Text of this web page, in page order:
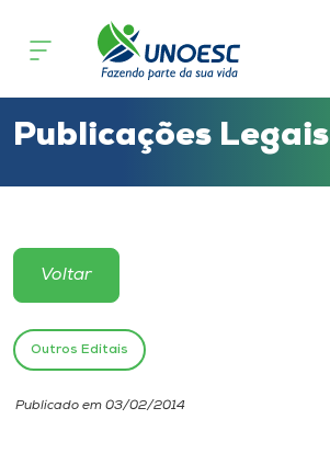
Cursos
Atendimento ao Estudante
Portal de Ensino
Unoesc
Publicações Legais
Voltar
Outros Editais
Publicado em 03/02/2014